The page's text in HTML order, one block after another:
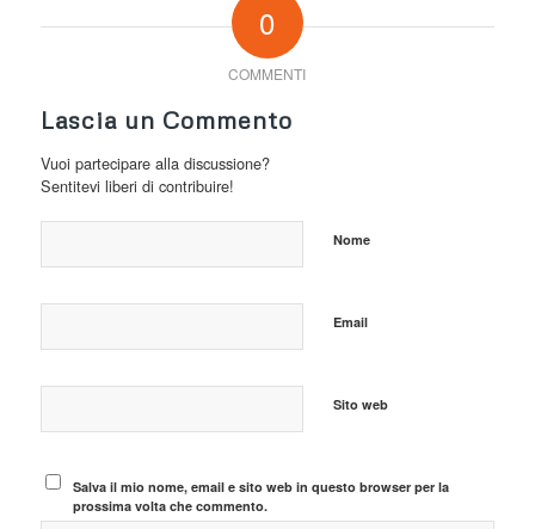
0
COMMENTI
Lascia un Commento
Vuoi partecipare alla discussione?
Sentitevi liberi di contribuire!
Nome
Email
Sito web
Salva il mio nome, email e sito web in questo browser per la
prossima volta che commento.